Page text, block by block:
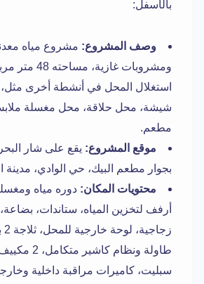
بالأسفل:
وصف المشروع: مشروع مياه
ومشروبات غازية،
استغلال المحل في أنشطة أخرى
شيشة، محل حلاقة، محل مغسلة
مطعم.
موقع المشروع: يقع على شار
بجوار مطعم البيك، حي الوادي، مدينة
محتويات المكان: دوره مياه
أرفف لتخزين المياه، ستاندات،
طاولة ونظام كاشير متكامل، 2
سبليت، كاميرات مراقبة داخلية